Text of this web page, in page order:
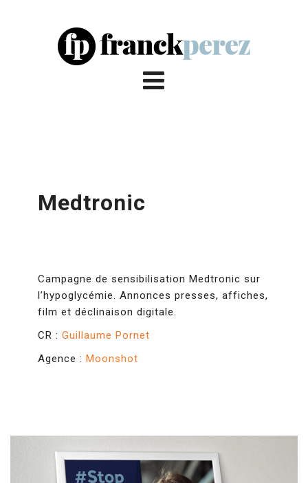
Medtronic
Campagne de sensibilisation Medtronic sur
l’hypoglycémie. Annonces presses, affiches,
film et déclinaison digitale.
CR : Guillaume Pornet
Agence : Moonshot